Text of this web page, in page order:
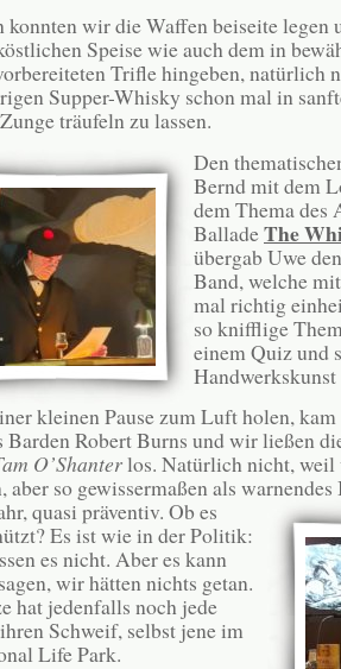
konnten wir die Waffen beiseite legen
Speise wie auch dem in
Trifle hingeben, natürlich
Supper-Whisky schon mal in
träufeln zu lassen.
Den
Bernd mit dem
dem Thema des
BalladeThe
übergab Uwe
Band, welche
mal richtig
so knifflige
einem Quiz und
kleinen Pause zum Luft holen,
Barden Robert Burns und wir ließen
O’Shanterlos. Natürlich nicht,
aber so gewissermaßen als
quasi präventiv. Ob es
Es ist wie in der Politik:
es nicht. Aber es kann
wir hätten nichts getan.
hat jedenfalls noch jede
Schweif, selbst jene im
Life Park.